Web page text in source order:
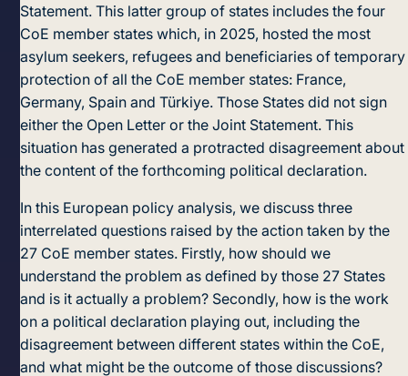
Statement. This latter group of states includes the four
CoE member states which, in 2025, hosted the most
asylum seekers, refugees and beneficiaries of temporary
protection of all the CoE member states: France,
Germany, Spain and Türkiye. Those States did not sign
either the Open Letter or the Joint Statement. This
situation has generated a protracted disagreement about
the content of the forthcoming political declaration.
In this European policy analysis, we discuss three
interrelated questions raised by the action taken by the
27 CoE member states. Firstly, how should we
understand the problem as defined by those 27 States
and is it actually a problem? Secondly, how is the work
on a political declaration playing out, including the
disagreement between different states within the CoE,
and what might be the outcome of those discussions?